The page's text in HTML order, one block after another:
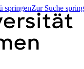
springenZur Suche